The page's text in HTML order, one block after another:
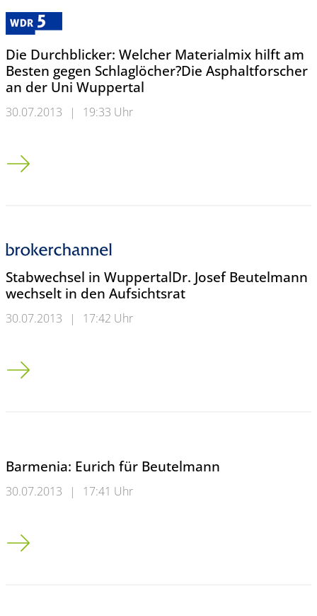
Die Durchblicker: Welcher Materialmix hilft am
Besten gegen Schlaglöcher?Die Asphaltforscher
an der Uni Wuppertal
30.07.2013 | 19:33 Uhr
Die Durchblicker: Welcher Materialmix hilft am Besten
Stabwechsel in WuppertalDr. Josef Beutelmann
wechselt in den Aufsichtsrat
30.07.2013 | 17:42 Uhr
Stabwechsel in Wuppertal<br />Dr. Josef Beutelmann
Barmenia: Eurich für Beutelmann
30.07.2013 | 17:41 Uhr
Barmenia: Eurich für Beutelmann